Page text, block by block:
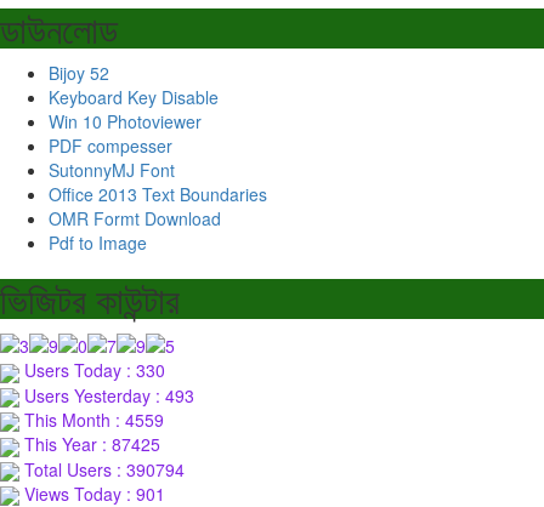
ডাউনলোড
Bijoy 52
Keyboard Key Disable
Win 10 Photoviewer
PDF compesser
SutonnyMJ Font
Office 2013 Text Boundaries
OMR Formt Download
Pdf to Image
ভিজিটর কাউন্টার
Users Today : 330
Users Yesterday : 493
This Month : 4559
This Year : 87425
Total Users : 390794
Views Today : 901